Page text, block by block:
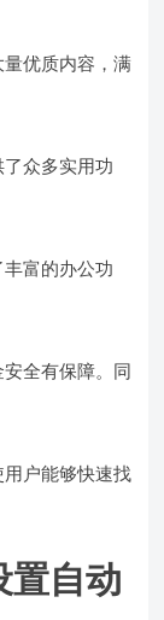
优质内容，满
众多实用功
富的办公功
全有保障。同
户能够快速找
置自动